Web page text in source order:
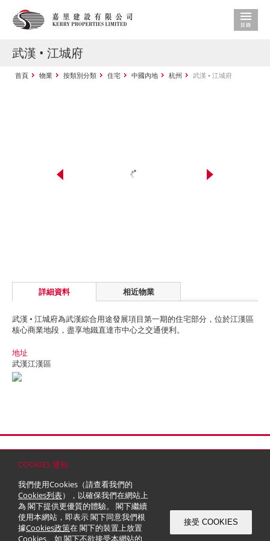
COOKIES 通知
我們使用Cookies（請查看我們的
Cookies列表），以確保我們在網站上
為 閣下提供更優質的體驗。 閣下繼續
使用本網站，即表示 閣下同意我們根
據Cookies政策在 閣下的裝置上放置
Cookies。如 閣下不欲接受本網站的
接受 COOKIES
武漢 • 江城府
首頁 物業 按類別分類 住宅 中國內地 杭州 武漢 • 江城府
詳細資料 相近物業
武漢 • 江城府為武漢綜合用途發展項目第一期的住宅部分，位於江漢區
核心商業地段，盡享地鐵直達市中心之交通便利。
地址
武漢江漢區
© 2026 嘉里建設有限公司 (於百慕達註冊成立之有限公司)